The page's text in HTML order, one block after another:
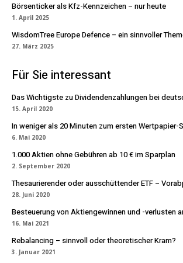
Börsenticker als Kfz-Kennzeichen – nur heute
1. April 2025
WisdomTree Europe Defence – ein sinnvoller
27. März 2025
Für Sie interessant
Das Wichtigste zu Dividendenzahlungen bei
15. April 2020
In weniger als 20 Minuten zum ersten Wertpapier-
6. Mai 2020
1.000 Aktien ohne Gebühren ab 10 € im Sparplan
2. September 2020
Thesaurierender oder ausschüttender ETF –
28. Juni 2020
Besteuerung von Aktiengewinnen und -verlusten
16. Mai 2021
Rebalancing – sinnvoll oder theoretischer Kram?
3. Januar 2021